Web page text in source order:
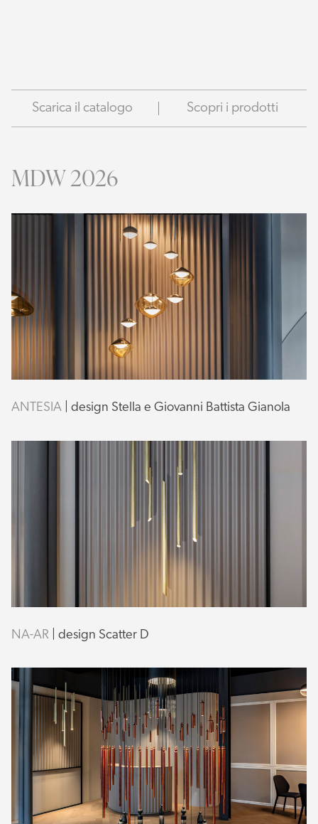
Scarica il catalogo Scopri i prodotti
MDW 2026
ANTESIA | design Stella e Giovanni Battista Gianola
NA-AR | design Scatter D